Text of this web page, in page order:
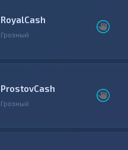
RoyalCash
Грозный
ProstovCash
Грозный